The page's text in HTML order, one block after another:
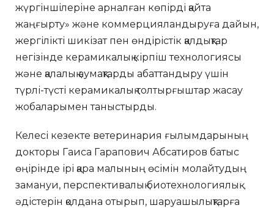
жүргіншілеріне арналған көпірді қайта
жаңғырту» және коммерцияландыруға дайын,
жергілікті шикізат пен өндірістік қалдықтар
негізінде керамикалық кірпіш технологиясы
және қалалық аумақтарды абаттандыру үшін
түрлі-түсті керамикалық толтырғыштар жасау
жобаларымен таныстырды.
Келесі кезекте ветеринария ғылымдарының
докторы Гаиса Гарапович Абсатиров батыс
өңірінде ірі қара малының өсімін молайтудың
замануи, перспективалық биотехнологиялық
әдістерін қолдана отырып, шаруашылықтарға